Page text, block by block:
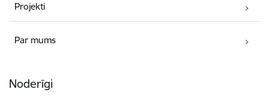
Projekti
Par mums
Noderīgi